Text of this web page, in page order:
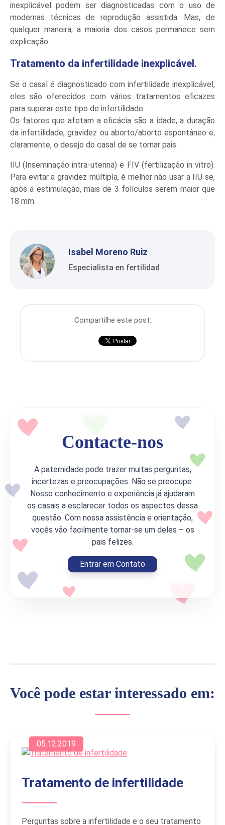
inexplicável podem ser diagnosticadas com o uso de
modernas técnicas de reprodução assistida. Mas, de
qualquer maneira, a maioria dos casos permanece sem
explicação.
Tratamento da infertilidade inexplicável.
Se o casal é diagnosticado com infertilidade inexplicável,
eles são oferecidos com vários tratamentos eficazes
para superar este tipo de infertilidade.
Os fatores que afetam a eficácia são a idade, a duração
da infertilidade, gravidez ou aborto/aborto espontâneo e,
claramente, o desejo do casal de se tornar pais.
IIU (Inseminação intra-uterina) e FIV (fertilização in vitro).
Para evitar a gravidez múltipla, é melhor não usar a IIU se,
após a estimulação, mais de 3 folículos serem maior que
18 mm.
Isabel Moreno Ruiz
Especialista en fertilidad
Compartilhe este post:
Contacte-nos
A paternidade pode trazer muitas perguntas,
incertezas e preocupações. Não se preocupe.
Nosso conhecimento e experiência já ajudaram
os casais a esclarecer todos os aspectos dessa
questão. Com nossa assistência e orientação,
vocês vão facilmente tornar-se um deles – os
pais felizes.
Entrar em Contato
Você pode estar interessado em:
05.12.2019
Tratamento de infertilidade
Perguntas sobre a infertilidade e o seu tratamento